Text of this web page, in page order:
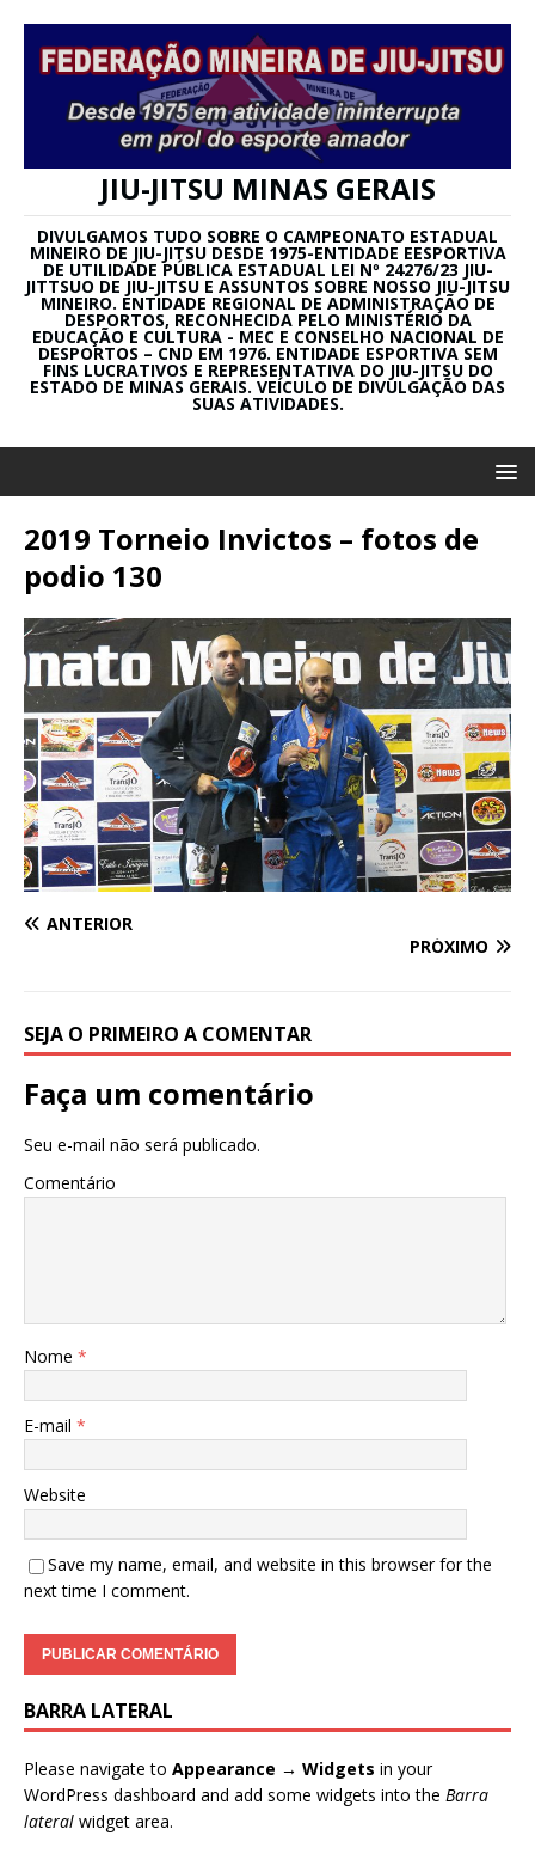
JIU-JITSU MINAS GERAIS
DIVULGAMOS TUDO SOBRE O CAMPEONATO ESTADUAL
MINEIRO DE JIU-JITSU DESDE 1975-ENTIDADE EESPORTIVA
DE UTILIDADE PÚBLICA ESTADUAL LEI Nº 24276/23 JIU-
JITTSUO DE JIU-JITSU E ASSUNTOS SOBRE NOSSO JIU-JITSU
MINEIRO. ENTIDADE REGIONAL DE ADMINISTRAÇÃO DE
DESPORTOS, RECONHECIDA PELO MINISTÉRIO DA
EDUCAÇÃO E CULTURA - MEC E CONSELHO NACIONAL DE
DESPORTOS – CND EM 1976. ENTIDADE ESPORTIVA SEM
FINS LUCRATIVOS E REPRESENTATIVA DO JIU-JITSU DO
ESTADO DE MINAS GERAIS. VEÍCULO DE DIVULGAÇÃO DAS
SUAS ATIVIDADES.
2019 Torneio Invictos – fotos de
podio 130
ANTERIOR
PRÓXIMO
SEJA O PRIMEIRO A COMENTAR
Faça um comentário
Seu e-mail não será publicado.
Comentário
Nome *
E-mail *
Website
Save my name, email, and website in this browser for the
next time I comment.
BARRA LATERAL
Please navigate to Appearance → Widgets in your
WordPress dashboard and add some widgets into the Barra
lateral widget area.